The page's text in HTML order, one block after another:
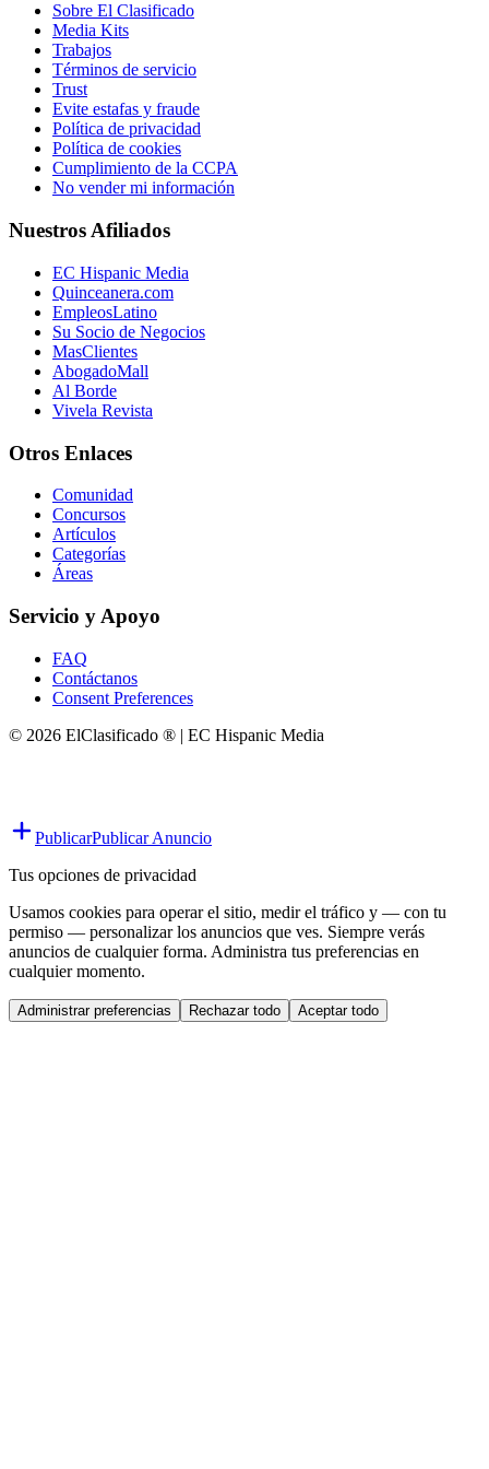
Sobre El Clasificado
Media Kits
Trabajos
Términos de servicio
Trust
Evite estafas y fraude
Política de privacidad
Política de cookies
Cumplimiento de la CCPA
No vender mi información
Nuestros Afiliados
EC Hispanic Media
Quinceanera.com
EmpleosLatino
Su Socio de Negocios
MasClientes
AbogadoMall
Al Borde
Vivela Revista
Otros Enlaces
Comunidad
Concursos
Artículos
Categorías
Áreas
Servicio y Apoyo
FAQ
Contáctanos
Consent Preferences
© 2026 ElClasificado ® | EC Hispanic Media
PublicarPublicar Anuncio
Tus opciones de privacidad
Usamos cookies para operar el sitio, medir el tráfico y — con tu
permiso — personalizar los anuncios que ves. Siempre verás
anuncios de cualquier forma. Administra tus preferencias en
cualquier momento.
Administrar preferencias Rechazar todo Aceptar todo